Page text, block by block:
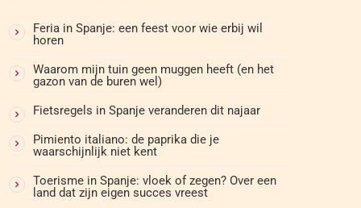
Feria in Spanje: een feest voor wie erbij wil
horen
Waarom mijn tuin geen muggen heeft (en het
gazon van de buren wel)
Fietsregels in Spanje veranderen dit najaar
Pimiento italiano: de paprika die je
waarschijnlijk niet kent
Toerisme in Spanje: vloek of zegen? Over een
land dat zijn eigen succes vreest